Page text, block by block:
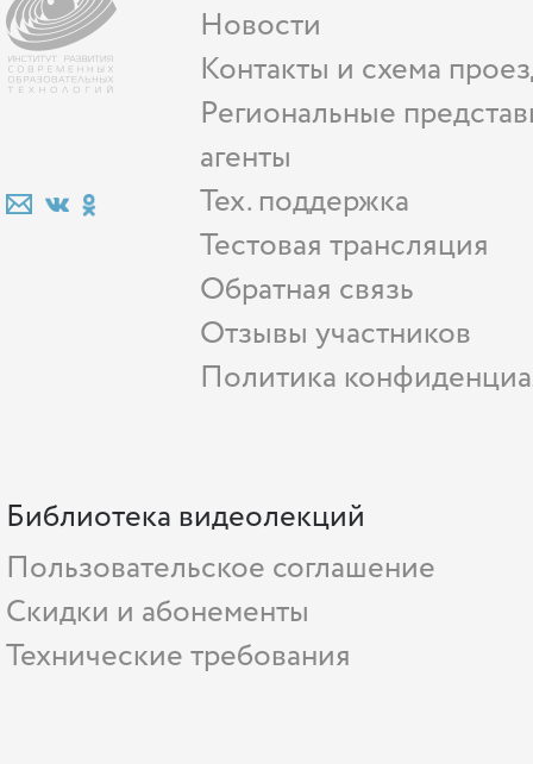
Новости
Контакты и схема
Региональные
агенты
Тех. поддержка
Тестовая трансляция
Обратная связь
Отзывы участников
Политика
Библиотека видеолекций
Пользовательское соглашение
Скидки и абонементы
Технические требования